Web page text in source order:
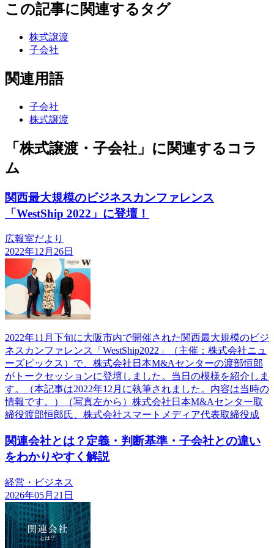
この記事に関連するタグ
株式譲渡
子会社
関連用語
子会社
株式譲渡
「株式譲渡・子会社」に関連するコラ
ム
関西最大規模のビジネスカンファレンス
「WestShip 2022」に登壇！
広報室だより
2022年12月26日
2022年11月下旬に大阪市内で開催された関西最大規模のビジ
ネスカンファレンス「WestShip2022」（主催：株式会社ニュ
ーズピックス）で、株式会社日本M&Aセンターの渡部恒郎
がトークセッションに登壇しました。当日の模様を紹介しま
す。（本記事は2022年12月に執筆されました。内容は当時の
情報です。）（写真左から）株式会社日本M&Aセンター取
締役渡部恒郎氏、株式会社スマートメディア代表取締役成
関連会社とは？定義・判断基準・子会社との違い
をわかりやすく解説
経営・ビジネス
2026年05月21日